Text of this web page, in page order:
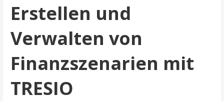
Erstellen und
Verwalten von
Finanzszenarien mit
TRESIO